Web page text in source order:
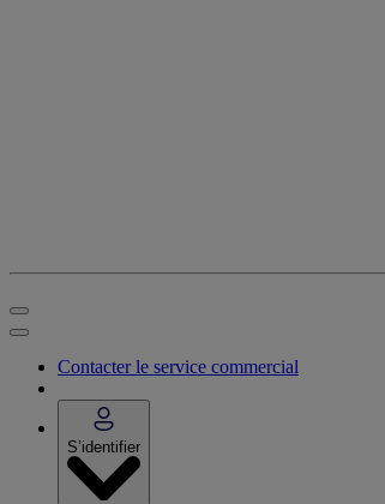
Contacter le service commercial
S’identifier